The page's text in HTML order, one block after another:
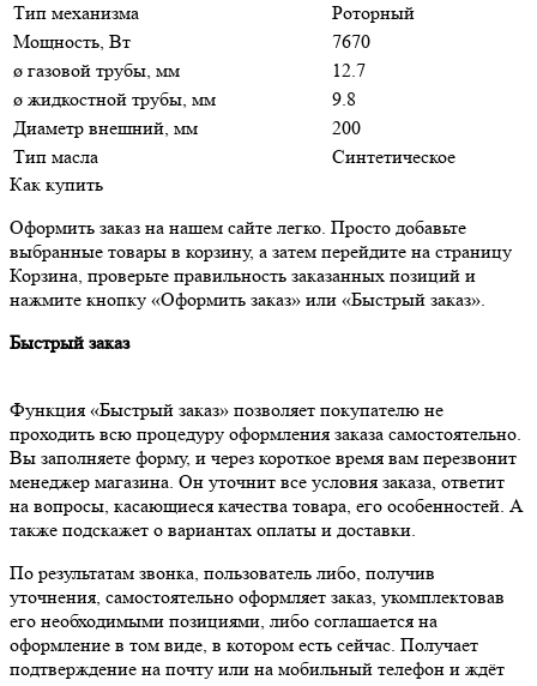
Тип механизма
Роторный
Мощность, Вт
7670
ø газовой трубы, мм
12.7
ø жидкостной трубы, мм
9.8
Диаметр внешний, мм
200
Тип масла
Синтетическое
Как купить
Оформить заказ на нашем сайте легко. Просто добавьте
выбранные товары в корзину, а затем перейдите на страницу
Корзина, проверьте правильность заказанных позиций и
нажмите кнопку «Оформить заказ» или «Быстрый заказ».
Быстрый заказ
Функция «Быстрый заказ» позволяет покупателю не
проходить всю процедуру оформления заказа самостоятельно.
Вы заполняете форму, и через короткое время вам перезвонит
менеджер магазина. Он уточнит все условия заказа, ответит
на вопросы, касающиеся качества товара, его особенностей. А
также подскажет о вариантах оплаты и доставки.
По результатам звонка, пользователь либо, получив
уточнения, самостоятельно оформляет заказ, укомплектовав
его необходимыми позициями, либо соглашается на
оформление в том виде, в котором есть сейчас. Получает
подтверждение на почту или на мобильный телефон и ждёт